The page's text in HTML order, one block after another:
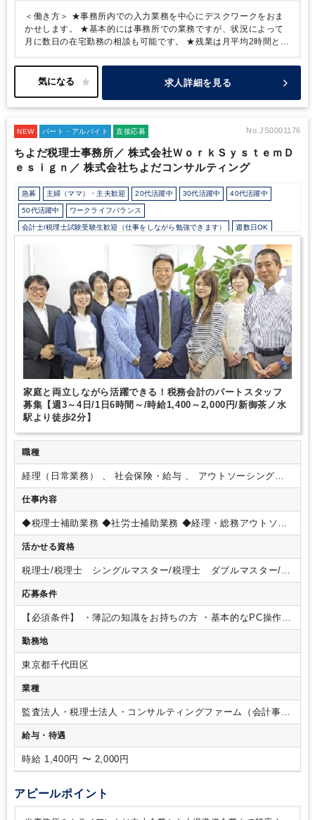
＜働き方＞
★事務所内での入力業務を中心にデスクワークをおま
かせします。
★基本的には事務所での業務ですが、状況によって
月に数日の在宅勤務の相談も可能です。
★残業は月平均2時間と少
す。
求人詳細を見る
NEW パート・アルバイト 直接応募 No.JS0001176
ちよだ税理士事務所／ 株式会社ＷｏｒｋＳｙｓｔｅｍＤ
ｅｓｉｇｎ／ 株式会社ちよだコンサルティング
急募 主婦（ママ）・主夫歓迎 20代活躍中 30代活躍中 40代活躍中
50代活躍中 ワークライフバランス
会計士/税理士試験受験生歓迎（仕事をしながら勉強できます） 週数日OK
週3日からOK 時短勤務の相談OK 勤務開始時間の相談OK
定時早め 時短OK 9時30分出社OK
残業少なめ 残業月10時間未満 駅から徒歩5分以内
少人数の職場（所属部門の人数3人以下） 土日祝休み 完全週休2日制
EXCELのスキルが活かせる 弥生会計 PCA 財務応援 その他
家庭と両立しながら活躍できる！税務会計のパートスタッフ
募集【週3～4日/1日6時間～/時給1,400～2,000円/新御茶ノ水
駅より徒歩2分】
職種
経理（日常業務） 、 社会保険・給与 、 アウトソーシング・
記帳代行
仕事内容
◆税理士補助業務 ◆社労士補助業務 ◆経理・総務アウトソー
シング◆人事・給与計算アウトソーシング◆各種コンサルテ
ィング業務◆所内、総務・庶務業務
トに使用経験がなくても知識や経験がある方でしたらすぐに
慣れていただけると思います。
活かせる資格
税理士/税理士 シングルマスター/税理士 ダブルマスター/税
理士試験 １科目合格/税理士試験 ２科目合格/税理士試験
３科目合格/税理士試験 ４科目合格/日商簿記 １級/日商簿
応募条件
【必須条件】 ・簿記の知識をお持ちの方 ・基本的なPC操作
∟Excel（一般的な関数が使える）∟CVSデータのインポー
ト・エクスポートができる
所、又は会計事務所勤務経験者（概ね１年以上）
勤務地
東京都千代田区
業種
監査法人・税理士法人・コンサルティングファーム（会計事務
所）
給与・待遇
時給 1,400円 〜 2,000円
アピールポイント